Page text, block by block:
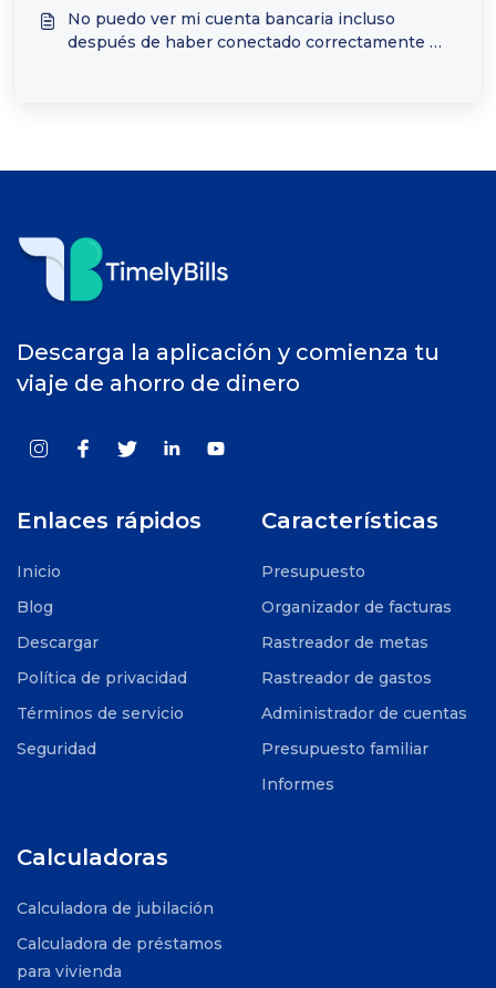
No puedo ver mi cuenta bancaria incluso
después de haber conectado correctamente mi
Descarga la aplicación y comienza tu
viaje de ahorro de dinero
Enlaces rápidos
Inicio
Blog
Descargar
Política de privacidad
Términos de servicio
Seguridad
Características
Presupuesto
Organizador de facturas
Rastreador de metas
Rastreador de gastos
Administrador de cuentas
Presupuesto familiar
Informes
Calculadoras
Calculadora de jubilación
Calculadora de préstamos
para vivienda